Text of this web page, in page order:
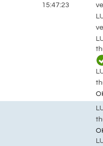
15:47:23